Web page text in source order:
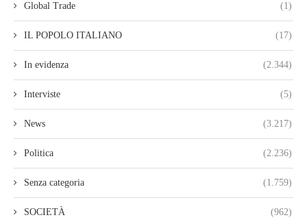
Global Trade (1)
IL POPOLO ITALIANO (17)
In evidenza (2.344)
Interviste (5)
News (3.217)
Politica (2.236)
Senza categoria (1.759)
SOCIETÀ (962)